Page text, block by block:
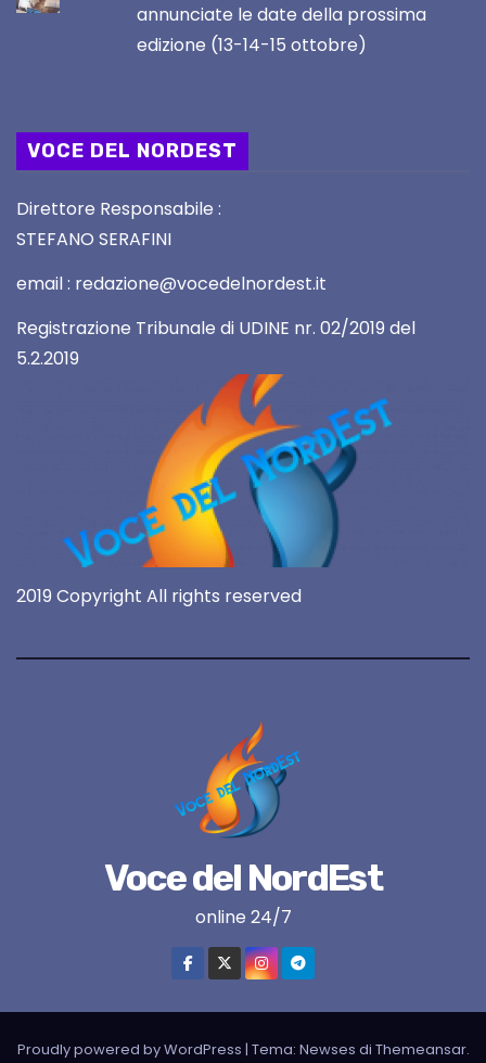
annunciate le date della prossima
edizione (13-14-15 ottobre)
VOCE DEL NORDEST
Direttore Responsabile :
STEFANO SERAFINI
email : redazione@vocedelnordest.it
Registrazione Tribunale di UDINE nr. 02/2019 del
5.2.2019
2019 Copyright All rights reserved
Voce del NordEst
online 24/7
Proudly powered by WordPress | Tema: Newses di Themeansar.